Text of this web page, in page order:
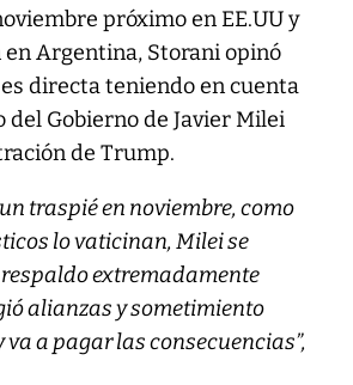
próximo en EE.UU y
Argentina, Storani opinó
directa teniendo en cuenta
Gobierno de Javier Milei
de Trump.
traspié en noviembre, como
lo vaticinan, Milei se
extremadamente
alianzas y sometimiento
a pagar las consecuencias”,